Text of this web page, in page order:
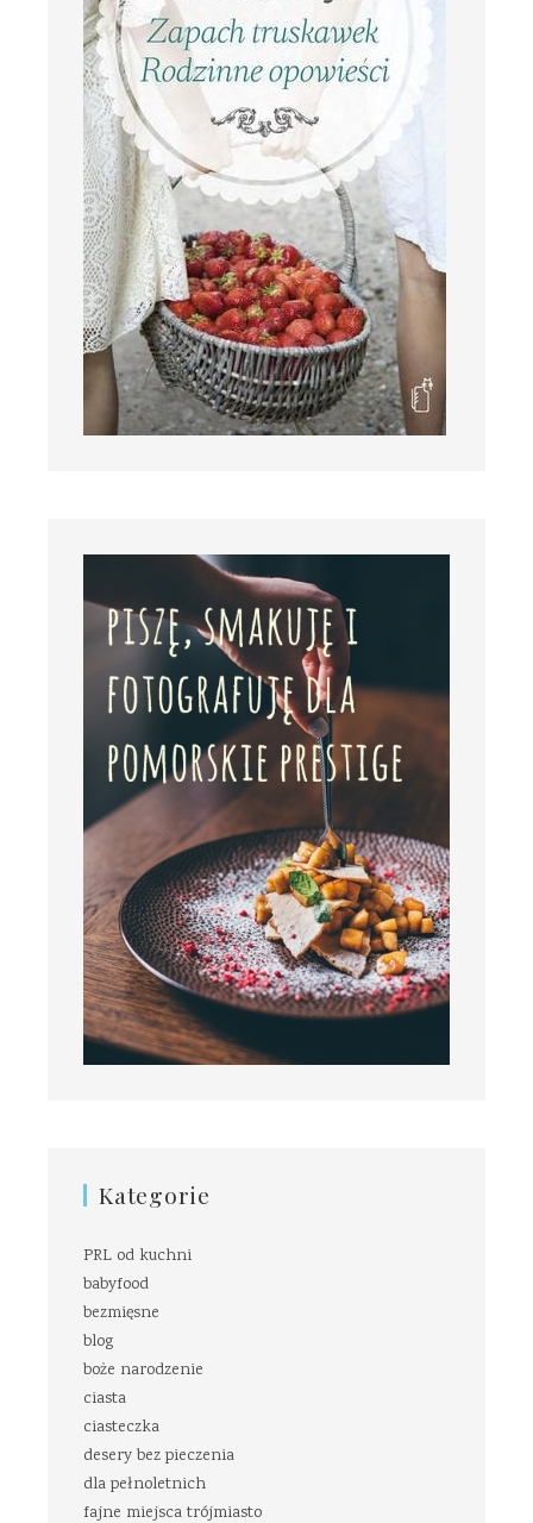
Kategorie
PRL od kuchni
babyfood
bezmięsne
blog
boże narodzenie
ciasta
ciasteczka
desery bez pieczenia
dla pełnoletnich
fajne miejsca trójmiasto